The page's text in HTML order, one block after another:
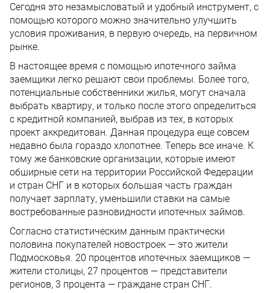
Сегодня это незамысловатый и удобный инструмент, с
помощью которого можно значительно улучшить
условия проживания, в первую очередь, на первичном
рынке.
В настоящее время с помощью ипотечного займа
заемщики легко решают свои проблемы. Более того,
потенциальные собственники жилья, могут сначала
выбрать квартиру, и только после этого определиться
с кредитной компанией, выбрав из тех, в которых
проект аккредитован. Данная процедура еще совсем
недавно была гораздо хлопотнее. Теперь все иначе. К
тому же банковские организации, которые имеют
обширные сети на территории Российской Федерации
и стран СНГ и в которых большая часть граждан
получает зарплату, уменьшили ставки на самые
востребованные разновидности ипотечных займов.
Согласно статистическим данным практически
половина покупателей новостроек — это жители
Подмосковья. 20 процентов ипотечных заемщиков —
жители столицы, 27 процентов — представители
регионов, 3 процента — граждане стран СНГ.